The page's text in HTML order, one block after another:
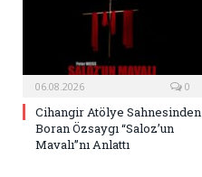
06.08.2026 0
Cihangir Atölye Sahnesinden
Boran Özsaygı “Saloz’un
Mavalı”nı Anlattı